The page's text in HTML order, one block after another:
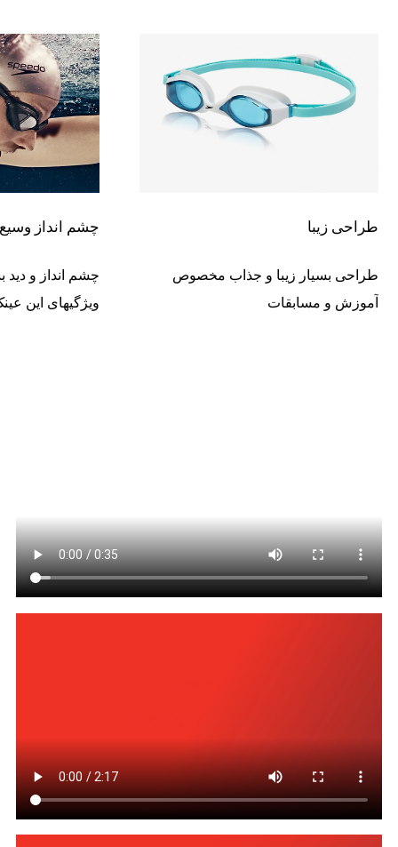
طراحی زیبا
طراحی بسیار زیبا و جذاب مخصوص
آموزش و مسابقات
چشم انداز وسیع
چشم انداز و دید
ویژگیهای این